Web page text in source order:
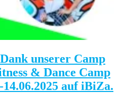
unserer Camp
& Dance Camp
auf iBiZa.